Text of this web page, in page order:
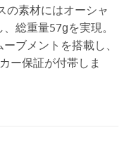
の素材にはオーシャ
総重量57gを実現。
ブメントを搭載し、
ー保証が付帯しま